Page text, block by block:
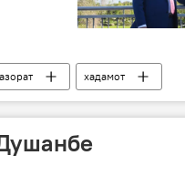
хадамот